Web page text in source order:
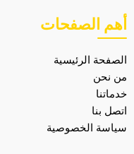
أهم الصفحات
الصفحة الرئيسية
من نحن
خدماتنا
اتصل بنا
سياسة الخصوصية